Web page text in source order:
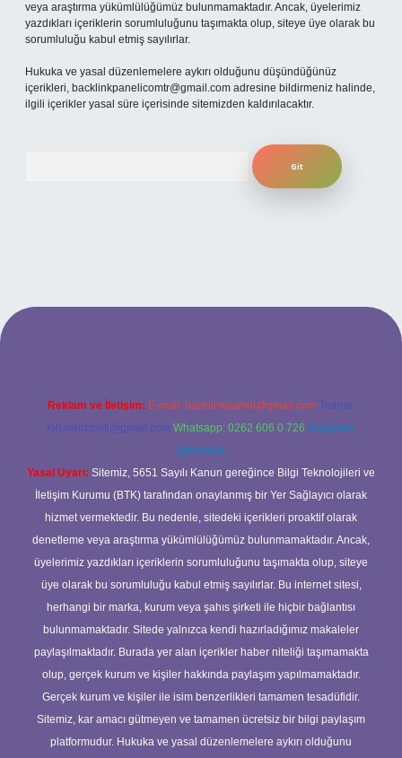
veya araştırma yükümlülüğümüz bulunmamaktadır. Ancak, üyelerimiz
yazdıkları içeriklerin sorumluluğunu taşımakta olup, siteye üye olarak bu
sorumluluğu kabul etmiş sayılırlar.
Hukuka ve yasal düzenlemelere aykırı olduğunu düşündüğünüz
içerikleri, backlinkpanelicomtr@gmail.com adresine bildirmeniz halinde,
ilgili içerikler yasal süre içerisinde sitemizden kaldırılacaktır.
yeni giriş adresi
Reklam ve İletişim: E-mail: backlinkpaneli@gmail.com Teams:
forumhizmeti@gmail.com Whatsapp: 0262 606 0 726 Telegram:
@karabul
Yasal Uyarı: Sitemiz, 5651 Sayılı Kanun gereğince Bilgi Teknolojileri ve
İletişim Kurumu (BTK) tarafından onaylanmış bir Yer Sağlayıcı olarak
hizmet vermektedir. Bu nedenle, sitedeki içerikleri proaktif olarak
denetleme veya araştırma yükümlülüğümüz bulunmamaktadır. Ancak,
üyelerimiz yazdıkları içeriklerin sorumluluğunu taşımakta olup, siteye
üye olarak bu sorumluluğu kabul etmiş sayılırlar. Bu internet sitesi,
herhangi bir marka, kurum veya şahıs şirketi ile hiçbir bağlantısı
bulunmamaktadır. Sitede yalnızca kendi hazırladığımız makaleler
paylaşılmaktadır. Burada yer alan içerikler haber niteliği taşımamakta
olup, gerçek kurum ve kişiler hakkında paylaşım yapılmamaktadır.
Gerçek kurum ve kişiler ile isim benzerlikleri tamamen tesadüfidir.
Sitemiz, kar amacı gütmeyen ve tamamen ücretsiz bir bilgi paylaşım
platformudur. Hukuka ve yasal düzenlemelere aykırı olduğunu